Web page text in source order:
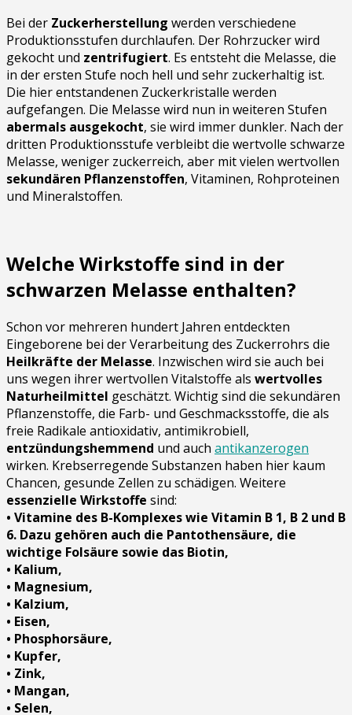
Bei der Zuckerherstellung werden verschiedene
Produktionsstufen durchlaufen. Der Rohrzucker wird
gekocht und zentrifugiert. Es entsteht die Melasse, die
in der ersten Stufe noch hell und sehr zuckerhaltig ist.
Die hier entstandenen Zuckerkristalle werden
aufgefangen. Die Melasse wird nun in weiteren Stufen
abermals ausgekocht, sie wird immer dunkler. Nach der
dritten Produktionsstufe verbleibt die wertvolle schwarze
Melasse, weniger zuckerreich, aber mit vielen wertvollen
sekundären Pflanzenstoffen, Vitaminen, Rohproteinen
und Mineralstoffen.
Welche Wirkstoffe sind in der
schwarzen Melasse enthalten?
Schon vor mehreren hundert Jahren entdeckten
Eingeborene bei der Verarbeitung des Zuckerrohrs die
Heilkräfte der Melasse. Inzwischen wird sie auch bei
uns wegen ihrer wertvollen Vitalstoffe als wertvolles
Naturheilmittel geschätzt. Wichtig sind die sekundären
Pflanzenstoffe, die Farb- und Geschmacksstoffe, die als
freie Radikale antioxidativ, antimikrobiell,
entzündungshemmend und auch antikanzerogen
wirken. Krebserregende Substanzen haben hier kaum
Chancen, gesunde Zellen zu schädigen. Weitere
essenzielle Wirkstoffe sind:
• Vitamine des B-Komplexes wie Vitamin B 1, B 2 und B
6. Dazu gehören auch die Pantothensäure, die
wichtige Folsäure sowie das Biotin,
• Kalium,
• Magnesium,
• Kalzium,
• Eisen,
• Phosphorsäure,
• Kupfer,
• Zink,
• Mangan,
• Selen,